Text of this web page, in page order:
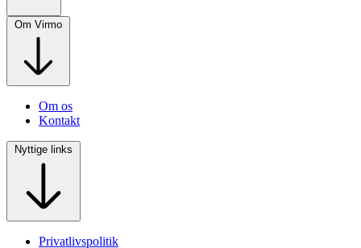
Om Virmo
Om os
Kontakt
Nyttige links
Privatlivspolitik